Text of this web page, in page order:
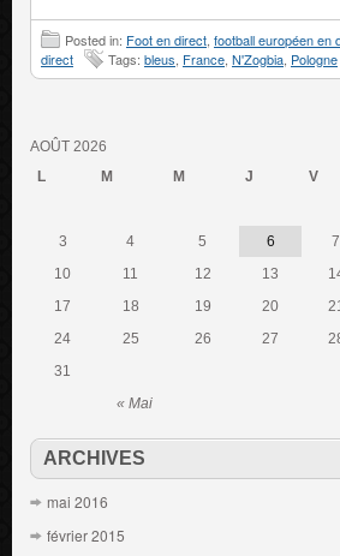
Posted in: Foot en direct football européen en
direct
Tags: bleus France N'Zogbia Pologne
AOÛT 2026
L
M M J V
« Mai
3
4 5 6 7
10
11 12 13
17
18 19 20 21
24
25 26 27
31
ARCHIVES
mai 2016
février 2015